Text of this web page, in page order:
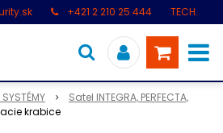
+421 2 210 25 444
TECH.
Satel INTEGRA, PERFECTA,
krabice